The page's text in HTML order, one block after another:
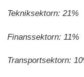
Tekniksektorn: 21%
Finanssektorn: 11%
Transportsektorn: